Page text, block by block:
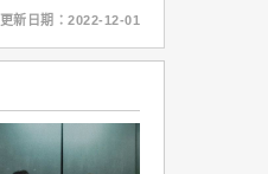
更新日期：2022-12-01